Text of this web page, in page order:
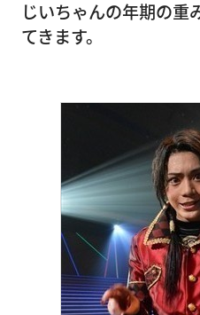
じいちゃんの年期の重
てきます。